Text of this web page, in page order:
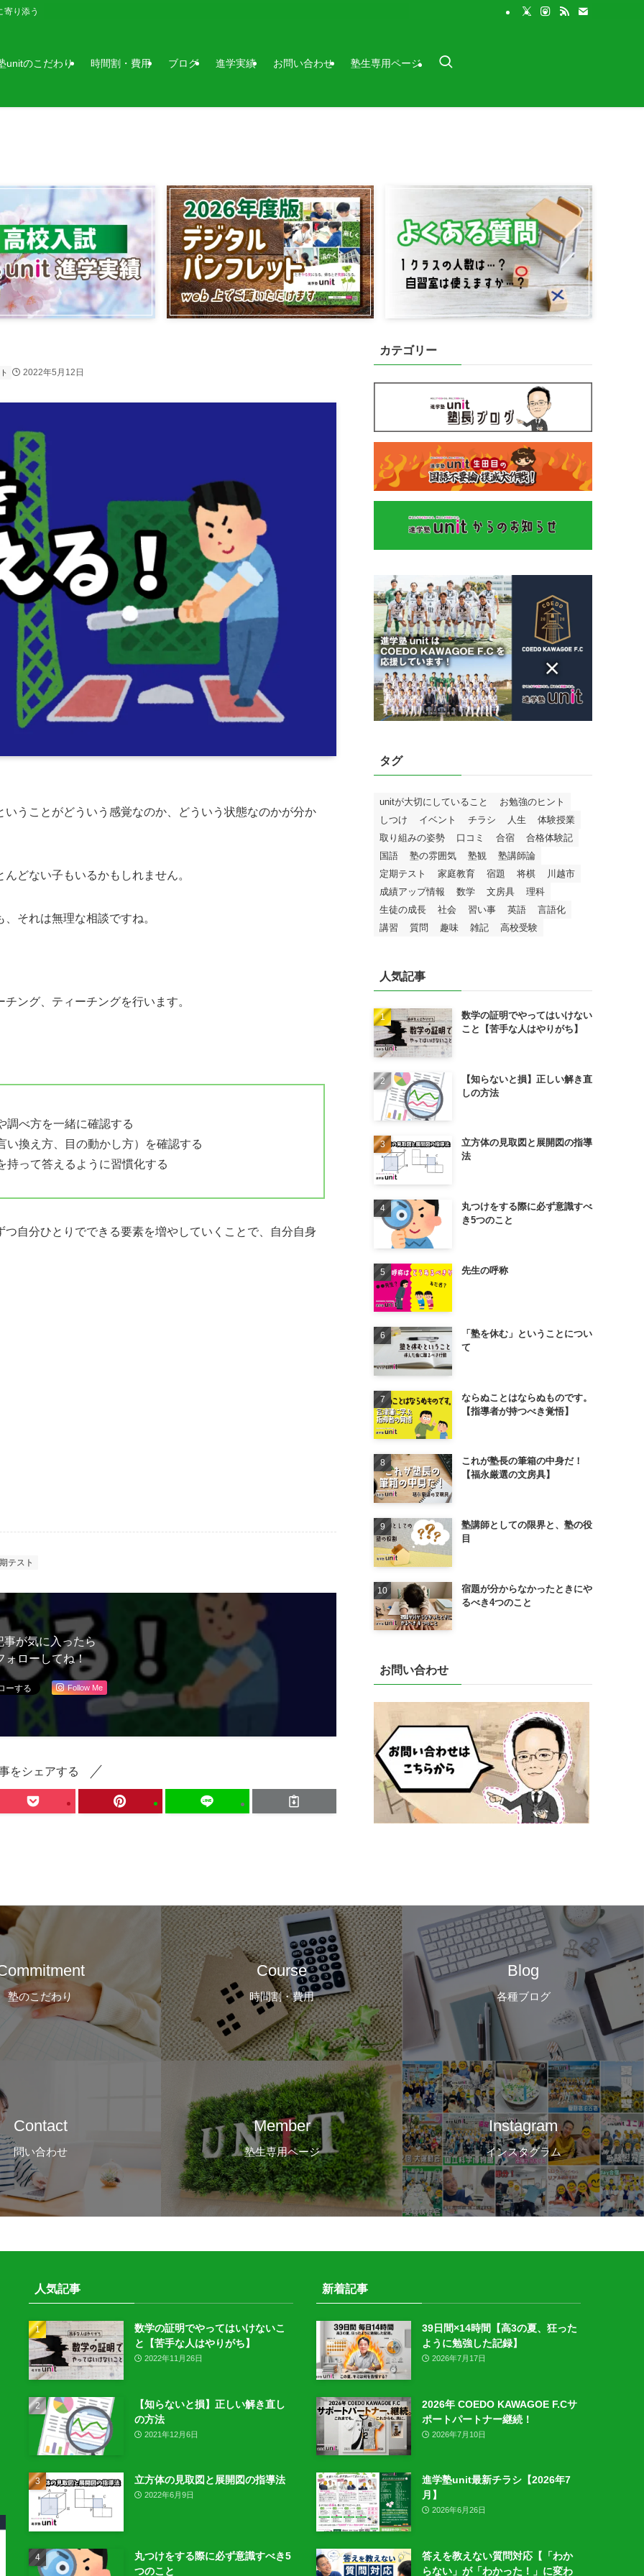
り添う
unitのこだわり 時間割・費用 ブログ 進学実績 お問い合わせ 塾生専用ページ
2022年5月12日
うことがどういう感覚なのか、どういう状態なのかが分か
どない子もいるかもしれません。
それは無理な相談ですね。
ング、ティーチングを行います。
べ方を一緒に確認する
換え方、目の動かし方）を確認する
持って答えるように習慣化する
自分ひとりでできる要素を増やしていくことで、自分自身
テスト
事が気に入ったら
ォローしてね！
Follow Me
をシェアする
カテゴリー
タグ
unitが大切にしていること
お勉強のヒント
しつけ
イベント チラシ 人生
体験授業
取り組みの姿勢
口コミ 合宿
合格体験記
国語
塾の雰囲気 塾観
塾講師論
定期テスト
家庭教育 宿題 将棋
川越市
成績アップ情報
数学 文房具
理科
生徒の成長
社会 習い事 英語
言語化
講習
質問 趣味 雑記 高校受験
人気記事
数学の証明でやってはいけない
こと【苦手な人はやりがち】
【知らないと損】正しい解き直
しの方法
立方体の見取図と展開図の指導
法
丸つけをする際に必ず意識すべ
き5つのこと
先生の呼称
「塾を休む」ということについ
て
ならぬことはならぬものです。
【指導者が持つべき覚悟】
これが塾長の筆箱の中身だ！
【福永厳選の文房具】
塾講師としての限界と、塾の役
目
宿題が分からなかったときにや
るべき4つのこと
お問い合わせ
塾のこだわり
Course
時間割・費用
Blog
各種ブログ
Contact
問い合わせ
Member
塾生専用ページ
Instagram
インスタグラム
人気記事
数学の証明でやってはいけないこ
と【苦手な人はやりがち】
2022年11月26日
【知らないと損】正しい解き直し
の方法
2021年12月6日
立方体の見取図と展開図の指導法
2022年6月9日
丸つけをする際に必ず意識すべき5
つのこと
新着記事
39日間×14時間【高3の夏、狂った
ように勉強した記録】
2026年7月17日
2026年 COEDO KAWAGOE F.Cサ
ポートパートナー継続！
2026年7月10日
進学塾unit最新チラシ【2026年7
月】
2026年6月26日
答えを教えない質問対応【「わか
らない」が「わかった！」に変わ